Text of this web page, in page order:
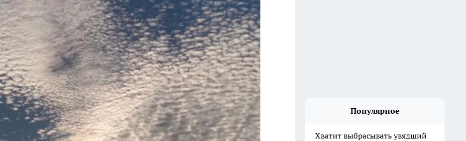
Популярное
Хватит выбрасывать увядший